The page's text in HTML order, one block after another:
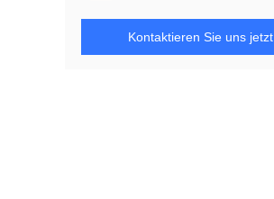
Kontaktieren Sie uns jetzt